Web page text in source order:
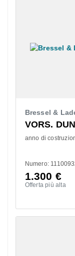
Bressel &
VORS.
anno di
Numero:
1.300 €
Offerta più alta